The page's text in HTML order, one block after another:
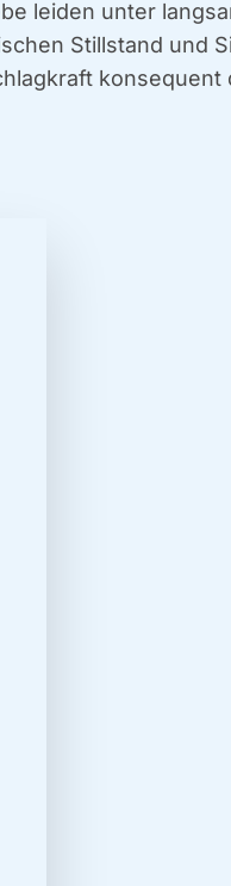
lei­den unter
Still­stand und
kon­se­quent